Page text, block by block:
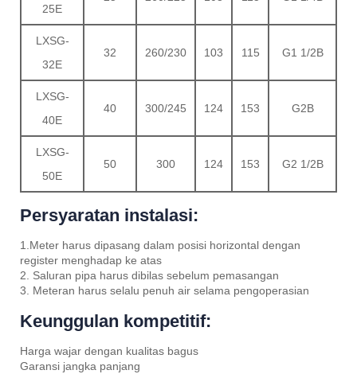
25E
LXSG-
32E
32 260/230 103 115 G1 1/2B
LXSG-
40E
40 300/245 124 153 G2B
LXSG-
50E
50 300 124 153 G2 1/2B
Persyaratan instalasi:
1.Meter harus dipasang dalam posisi horizontal dengan
register menghadap ke atas
2. Saluran pipa harus dibilas sebelum pemasangan
3. Meteran harus selalu penuh air selama pengoperasian
Keunggulan kompetitif:
Harga wajar dengan kualitas bagus
Garansi jangka panjang